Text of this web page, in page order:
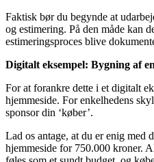
Faktisk bør du begynde at
og estimering. På den måde kan
estimeringsproces blive
Digitalt eksempel: Bygning af
For at forankre dette i et digitalt
hjemmeside. For enkelhedens
sponsor din ‘køber’.
Lad os antage, at du er enig med
hjemmeside for 750.000 kroner.